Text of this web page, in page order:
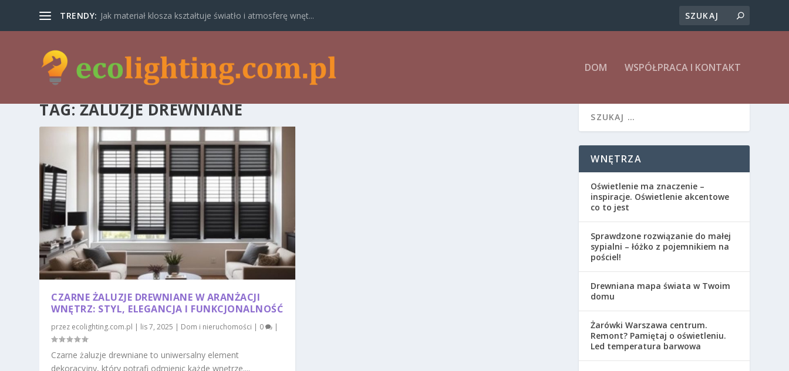
TRENDY: Jak materiał klosza kształtuje światło i atmosferę wnęt...
DOM WSPÓŁPRACA I KONTAKT
TAG:ŻALUZJE DREWNIANE
CZARNE ŻALUZJE DREWNIANE W ARANŻACJI
WNĘTRZ: STYL, ELEGANCJA I FUNKCJONALNOŚĆ
przez ecolighting.com.pl | lis 7, 2025 | Dom i nieruchomości | 0 |
Czarne żaluzje drewniane to uniwersalny element
dekoracyjny, który potrafi odmienic każde wnętrze....
WNĘTRZA
Oświetlenie ma znaczenie –
inspiracje. Oświetlenie akcentowe
co to jest
Sprawdzone rozwiązanie do małej
sypialni – łóżko z pojemnikiem na
pościel!
Drewniana mapa świata w Twoim
domu
Żarówki Warszawa centrum.
Remont? Pamiętaj o oświetleniu.
Led temperatura barwowa